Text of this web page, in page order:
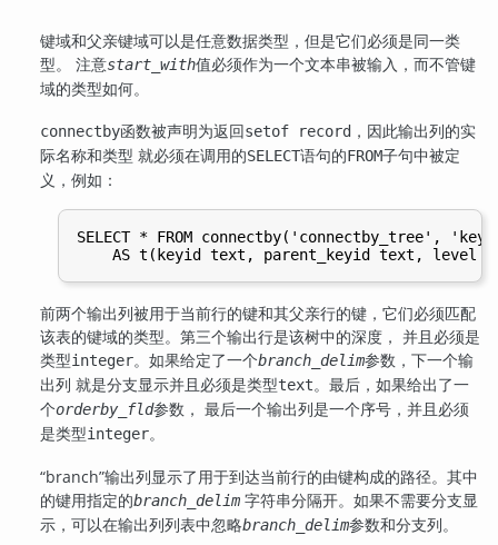
键域和父亲键域可以是任意数据类型，但是它们必须是同一类
型。 注意start_with值必须作为一个文本串被输入，而不管键
域的类型如何。
connectby函数被声明为返回setof record ，因此输出列的实
际名称和类型 就必须在调用的SELECT语句的FROM子句中被定
义，例如：
SELECT * FROM
前两个输出列被用于当前行的键和其父亲行的键，它们必须匹配
该表的键域的类型。第三个输出行是该树中的深度， 并且必须是
类型integer。如果给定了一个branch_delim参数，下一个输
出列 就是分支显示并且必须是类型text。最后，如果给出了一
个orderby_fld参数， 最后一个输出列是一个序号，并且必须
是类型integer。
“branch”输出列显示了用于到达当前行的由键构成的路径。其中
的键用指定的branch_delim 字符串分隔开。如果不需要分支显
示，可以在输出列列表中忽略branch_delim参数和分支列。